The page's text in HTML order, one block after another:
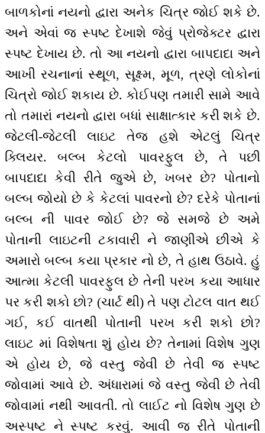
બાળકોનાં નયનો દ્વારા અનેક ચિત્ર જોઈ શકે છે.
અને એવાં જ સ્પષ્ટ દેખાશે જેવું પ્રોજેક્ટર દ્વારા
સ્પષ્ટ દેખાય છે. તો આ નયનો દ્વારા બાપદાદા અને
આખી રચનાનાં સ્થૂળ, સૂક્ષ્મ, મૂળ, ત્રણે લોકોનાં
ચિત્રો જોઈ શકાય છે. કોઈપણ તમારી સામે આવે
તો તમારાં નયનો દ્વારા બધાં સાક્ષાત્કાર કરી શકે છે.
જેટલી-જેટલી લાઇટ તેજ હશે એટલું ચિત્ર
ક્લિયર. બલ્બ કેટલો પાવરફુલ છે, તે પછી
બાપદાદા કેવી રીતે જુએ છે, ખબર છે? પોતાનો
બલ્બ જોયો છે કે કેટલાં પાવરનો છે? દરેકે પોતાનાં
બલ્બ ની પાવર જોઈ છે? જે સમજે છે અમે
પોતાની લાઇટની ટકાવારી ને જાણીએ છીએ કે
અમારો બલ્બ કયા પ્રકાર નો છે, તે હાથ ઉઠાવે. હું
આત્મા કેટલી પાવરફુલ છે તેની પરખ કયા આધાર
પર કરી શકો છો? (ચાર્ટ થી) તે પણ ટોટલ વાત થઈ
ગઈ, કઈ વાતથી પોતાની પરખ કરી શકો છો?
લાઇટ માં વિશેષતા શું હોય છે? તેનામાં વિશેષ ગુણ
એ હોય છે, જે વસ્તુ જેવી છે તેવી જ સ્પષ્ટ
જોવામાં આવે છે. અંધારામાં જે વસ્તુ જેવી છે તેવી
જોવામાં નથી આવતી. તો લાઈટ નો વિશેષ ગુણ છે
અસ્પષ્ટ ને સ્પષ્ટ કરવું. આવી જ રીતે પોતાની